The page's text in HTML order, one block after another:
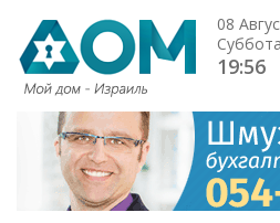
08
Суббота
19:56